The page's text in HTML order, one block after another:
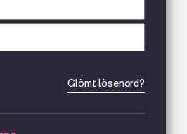
Glömt lösenord?